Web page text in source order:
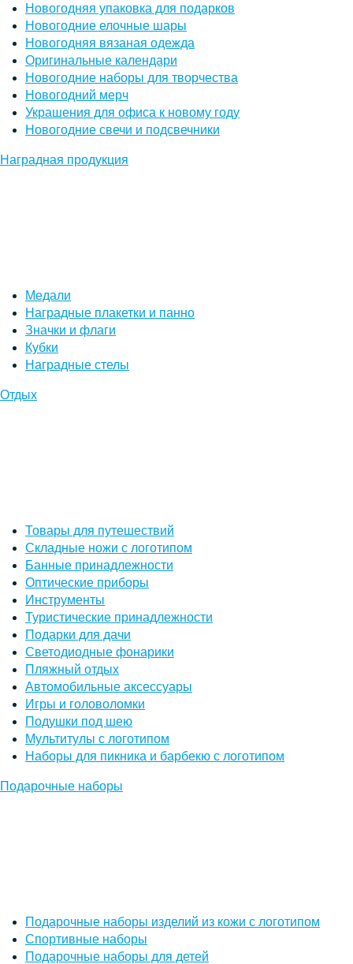
Новогодняя упаковка для подарков
Новогодние елочные шары
Новогодняя вязаная одежда
Оригинальные календари
Новогодние наборы для творчества
Новогодний мерч
Украшения для офиса к новому году
Новогодние свечи и подсвечники
Наградная продукция
Медали
Наградные плакетки и панно
Значки и флаги
Кубки
Наградные стелы
Отдых
Товары для путешествий
Складные ножи с логотипом
Банные принадлежности
Оптические приборы
Инструменты
Туристические принадлежности
Подарки для дачи
Светодиодные фонарики
Пляжный отдых
Автомобильные аксессуары
Игры и головоломки
Подушки под шею
Мультитулы с логотипом
Наборы для пикника и барбекю с логотипом
Подарочные наборы
Подарочные наборы изделий из кожи с логотипом
Спортивные наборы
Подарочные наборы для детей